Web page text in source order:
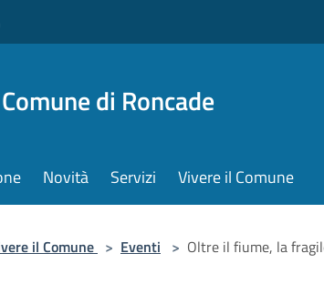
Comune di Roncade
Novità Servizi Vivere il Comune
il Comune > Eventi > Oltre il fiume, la